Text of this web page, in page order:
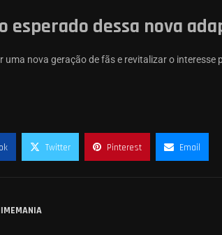
esperado dessa nova
nova geração de fãs e revitalizar o interesse
Twitter Pinterest Email